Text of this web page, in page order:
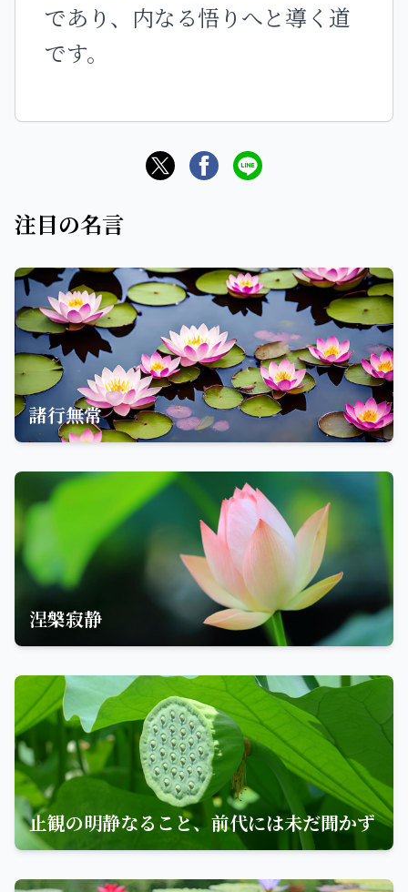
であり、内なる悟りへと導く道
です。
注目の名言
諸行無常
涅槃寂静
止観の明静なること、前代には未だ聞かず